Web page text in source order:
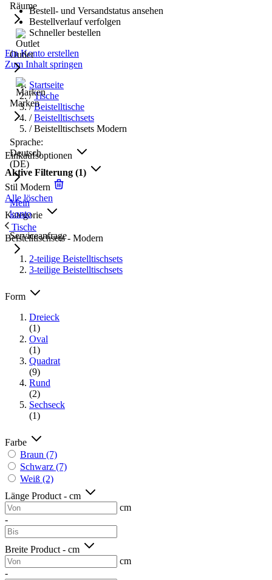
Räume
Outlet
Marken
Sprache:
Deutsch
(DE)
Mein
konto
Serviceanfrage
Bestell- und Versandstatus ansehen
Bestellverlauf verfolgen
Schneller bestellen
Ein Konto erstellen
Zum Inhalt springen
Startseite
/ Tische
/ Beistelltische
/ Beistelltischsets
/ Beistelltischsets Modern
Einkaufsoptionen
Aktive Filterung (1)
Stil Modern
Alle löschen
Kategorie
Tische
Beistelltischsets - Modern
2-teilige Beistelltischsets
3-teilige Beistelltischsets
Form
Dreieck
(1)
Oval
(1)
Quadrat
(9)
Rund
(2)
Sechseck
(1)
Farbe
Braun (7)
Schwarz (7)
Weiß (2)
Länge Product - cm
cm
-
Breite Product - cm
cm
-